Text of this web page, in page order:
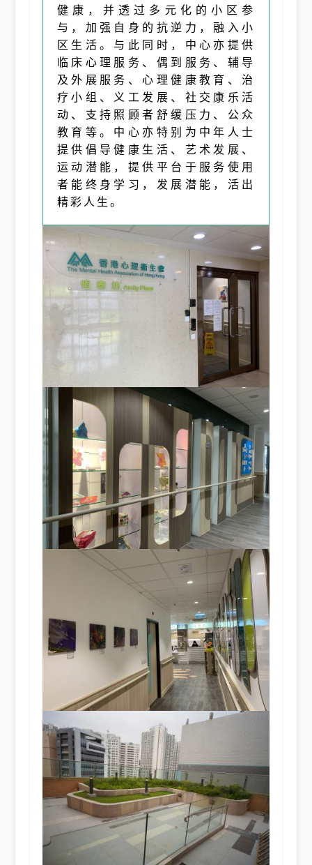
健康，并透过多元化的小区参
与，加强自身的抗逆力，融入小
区生活。与此同时，中心亦提供
临床心理服务、偶到服务、辅导
及外展服务、心理健康教育、治
疗小组、义工发展、社交康乐活
动、支持照顾者舒缓压力、公众
教育等。中心亦特别为中年人士
提供倡导健康生活、艺术发展、
运动潜能，提供平台于服务使用
者能终身学习，发展潜能，活出
精彩人生。